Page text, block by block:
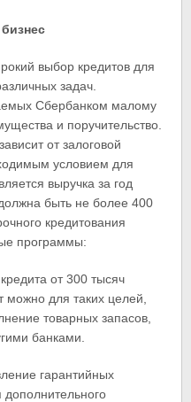
выбор кредитов для
задач.
Сбербанком малому
и поручительство.
от залоговой
условием для
выручка за год
быть не более 400
кредитования
программы:
от 300 тысяч
можно для таких целей,
товарных запасов,
банками.
гарантийных
дополнительного